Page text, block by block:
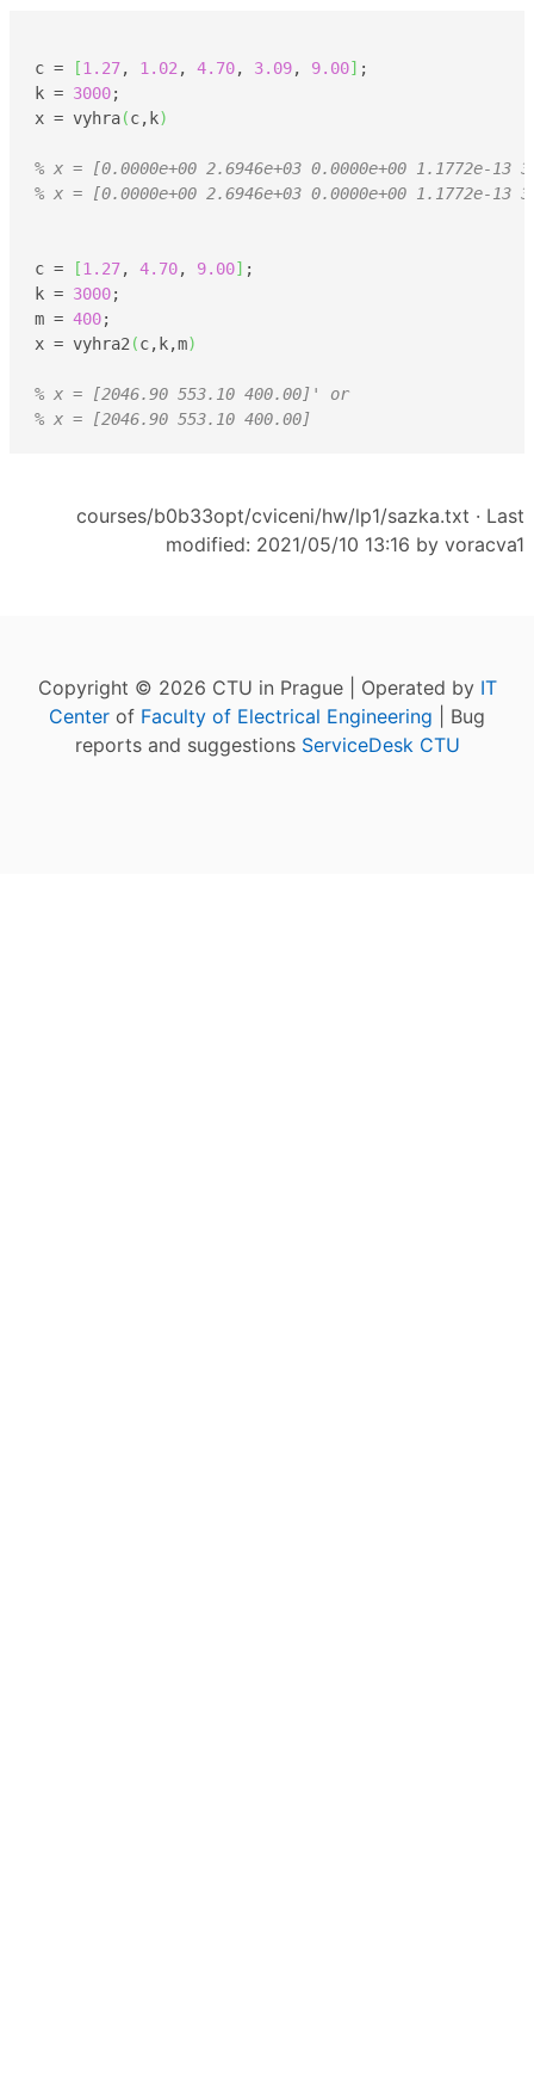
c = [1.27, 1.02 , 4.70, 3.09, 9.00] ;
k = 3000;
x = vyhra(c,k)
% x = [0.0000e+00 2.6946e+03 0.0000e+00 1.1772e-13
% x = [0.0000e+00 2.6946e+03 0.0000e+00 1.1772e-13
c = [1.27, 4.70, 9.00] ;
k = 3000;
m = 400;
x = vyhra2 (c,k,m)
% x = [2046.90 553.10 400.00]' or
% x = [2046.90 553.10 400.00]
courses/b0b33opt/cviceni/hw/lp1/sazka.txt · Last
modified: 2021/05/10 13:16 by voracva1
Copyright © 2026 CTU in Prague | Operated by IT
Center of Faculty of Electrical Engineering | Bug
reports and suggestions ServiceDesk CTU